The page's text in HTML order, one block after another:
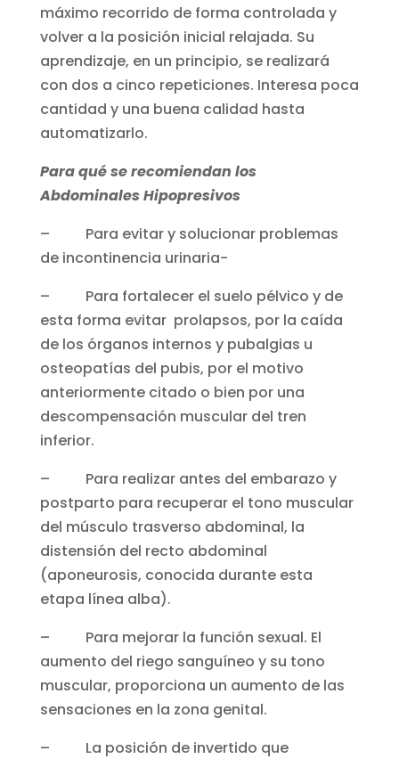
máximo recorrido de forma controlada y
volver a la posición inicial relajada. Su
aprendizaje, en un principio, se realizará
con dos a cinco repeticiones. Interesa poca
cantidad y una buena calidad hasta
automatizarlo.
Para qué se recomiendan los
Abdominales Hipopresivos
– Para evitar y solucionar problemas
de incontinencia urinaria-
– Para fortalecer el suelo pélvico y de
esta forma evitar prolapsos, por la caída
de los órganos internos y pubalgias u
osteopatías del pubis, por el motivo
anteriormente citado o bien por una
descompensación muscular del tren
inferior.
– Para realizar antes del embarazo y
postparto para recuperar el tono muscular
del músculo trasverso abdominal, la
distensión del recto abdominal
(aponeurosis, conocida durante esta
etapa línea alba).
– Para mejorar la función sexual. El
aumento del riego sanguíneo y su tono
muscular, proporciona un aumento de las
sensaciones en la zona genital.
– La posición de invertido que